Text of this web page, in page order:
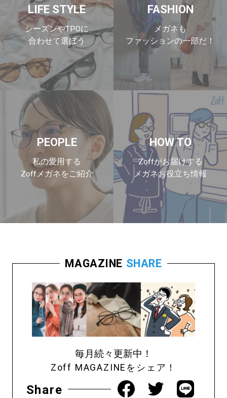
LIFE STYLE
シーズンやTPOに
合わせて選ぼう
FASHION
メガネも
ファッションの一部だ！
PEOPLE
私の愛用する
Zoffメガネをご紹介
HOW TO
Zoffがお届けする
メガネお役立ち情報
MAGAZINE SHARE
毎月続々更新中！
Zoff MAGAZINEをシェア！
Share